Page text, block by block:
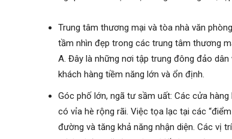
Trung tâm thương mại và tòa nhà văn
tầm nhìn đẹp trong các trung tâm thương
A. Đây là những nơi tập trung đông đảo
khách hàng tiềm năng lớn và ổn định.
Góc phố lớn, ngã tư sầm uất: Các cửa
có vỉa hè rộng rãi. Việc tọa lạc tại các
đường và tăng khả năng nhận diện. Các vị